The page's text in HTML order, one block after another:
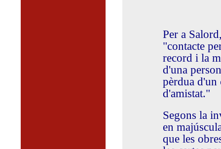
Per a
"contacte
record i la
d'una
pèrdua d'un
d'amistat."
Segons la
en
que les